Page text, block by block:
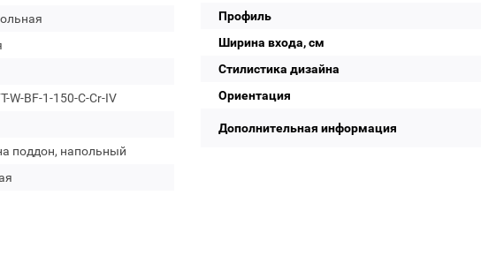
W-BF-1-150-C-Cr-IV
поддон, напольный
Профиль
Ширина входа, см
Стилистика дизайна
Ориентация
Дополнительная информация